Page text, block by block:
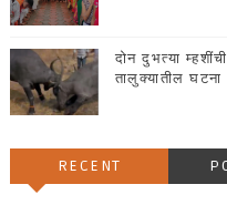
दोन दुभत्या
तालुक्यातील घटना
RECENT